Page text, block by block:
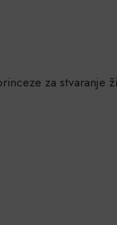
za stvaranje